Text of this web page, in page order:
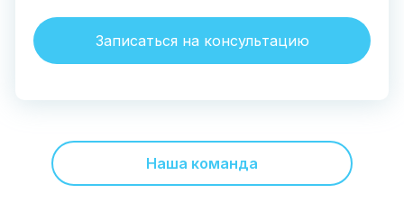
Записаться на консультацию
Наша команда